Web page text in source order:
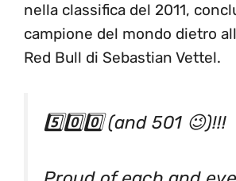
nella classifica del 2011,
campione del mondo dietro
Red Bull di Sebastian Vettel.
5️⃣0️⃣0️⃣ (and 501 😉)!!!